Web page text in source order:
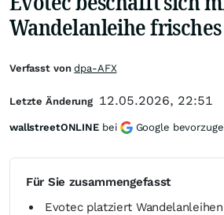
Wandelanleihe
Für Sie zusammengefasst
Evotec platziert
Verfasst vondpa-AFX
Letzte Änderung 12.05.2026, 22:51
wallstreetONLINE bei Google